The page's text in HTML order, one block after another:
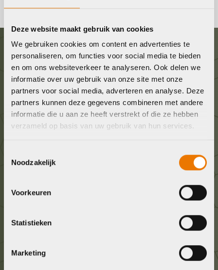
Deze website maakt gebruik van cookies
We gebruiken cookies om content en advertenties te
personaliseren, om functies voor social media te bieden
en om ons websiteverkeer te analyseren. Ook delen we
informatie over uw gebruik van onze site met onze
partners voor social media, adverteren en analyse. Deze
partners kunnen deze gegevens combineren met andere
informatie die u aan ze heeft verstrekt of die ze hebben
verzameld op basis van uw gebruik van hun services.
Noodzakelijk
Voorkeuren
Statistieken
Marketing
Graag in contact komen?
Wij staan voor je klaar! Neem contact op via de
onderstaande gegevens.
Stuur ons een e-mail
Geef ons een belletje
Brouwerstraat 8B